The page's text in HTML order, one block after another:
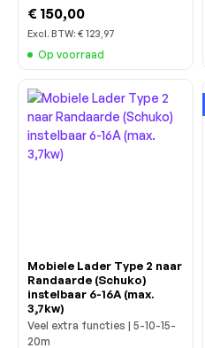
€ 150,00
Excl. BTW: € 123,97
Op voorraad
Mobiele Lader Type 2 naar
Randaarde (Schuko)
instelbaar 6-16A (max.
3,7kw)
Veel extra functies | 5-10-15-
20m